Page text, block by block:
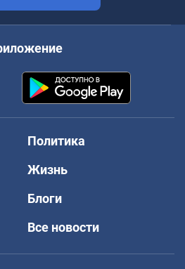
Политика
Жизнь
Блоги
Все новости